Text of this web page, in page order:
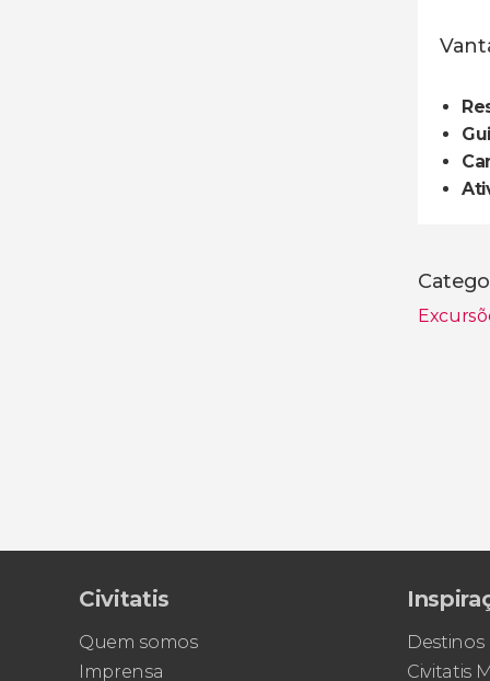
Civitatis
Quem somos
Imprensa
Destinos
Civitatis